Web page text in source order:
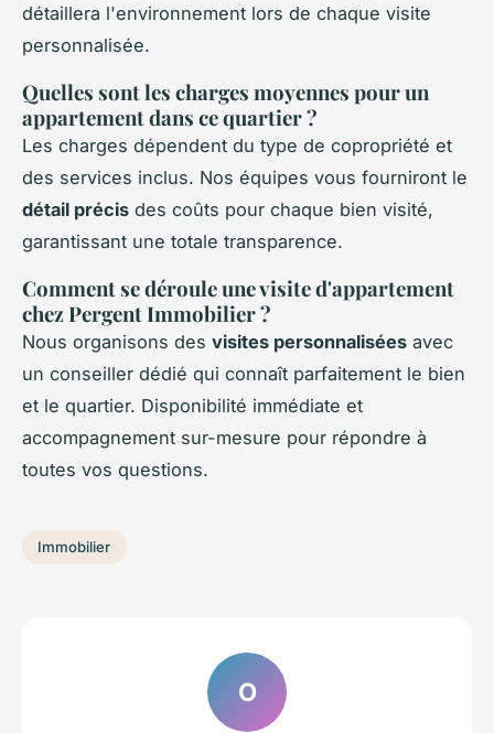
détaillera l'environnement lors de chaque visite
personnalisée.
Quelles sont les charges moyennes pour un
appartement dans ce quartier ?
Les charges dépendent du type de copropriété et
des services inclus. Nos équipes vous fourniront le
détail précis des coûts pour chaque bien visité,
garantissant une totale transparence.
Comment se déroule une visite d'appartement
chez Pergent Immobilier ?
Nous organisons des visites personnalisées avec
un conseiller dédié qui connaît parfaitement le bien
et le quartier. Disponibilité immédiate et
accompagnement sur-mesure pour répondre à
toutes vos questions.
Immobilier
O